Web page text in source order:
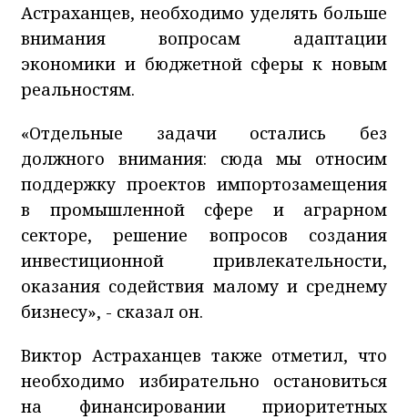
Астраханцев, необходимо уделять больше
внимания вопросам адаптации
экономики и бюджетной сферы к новым
реальностям.
«Отдельные задачи остались без
должного внимания: сюда мы относим
поддержку проектов импортозамещения
в промышленной сфере и аграрном
секторе, решение вопросов создания
инвестиционной привлекательности,
оказания содействия малому и среднему
бизнесу», - сказал он.
Виктор Астраханцев также отметил, что
необходимо избирательно остановиться
на финансировании приоритетных